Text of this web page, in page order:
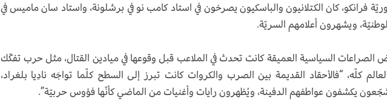
فرانكو، كان الكتلانيون والباسكيون يصرخون في استاد كامب نو في برشلونة، واستاد سان ماميس في
ويشهرون أعلامهم السريّة.
الصراعات السياسية العميقة كانت تحدث في الملاعب قبل وقوعها في ميادين القتال، مثل حرب تفكّك
كلّه، “فالأحقاد القديمة بين الصرب والكروات كانت تبرز إلى السطح كلّما تواجَه نادِيا بلغراد،
يكشفون عواطفهم الدفينة، ويُظهرون رايات وأغنيات من الماضي كأنّها فؤوس حربيّة”.